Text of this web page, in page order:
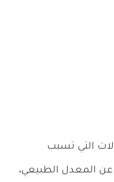
التي تسبب
المعدل الطبيعي،